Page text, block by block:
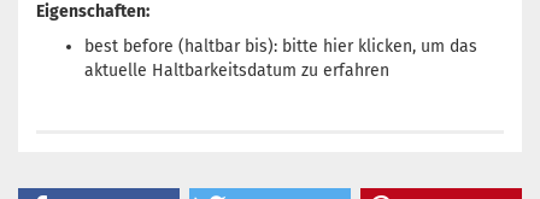
Eigenschaften:
best before (haltbar bis): bitte hierklicken, um das
aktuelle Haltbarkeitsdatum zu erfahren